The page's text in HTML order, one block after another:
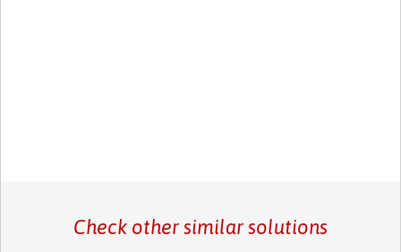
Check other similar solutions